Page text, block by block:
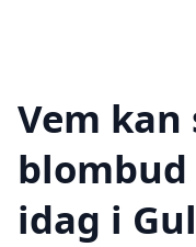
Vem kan
blombud
idag i